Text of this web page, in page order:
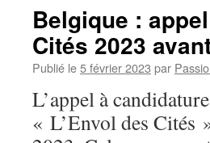
Belgique :
Cités 2023
Publié le5 février 2023 par
L’appel à
« L’Envol des Cités